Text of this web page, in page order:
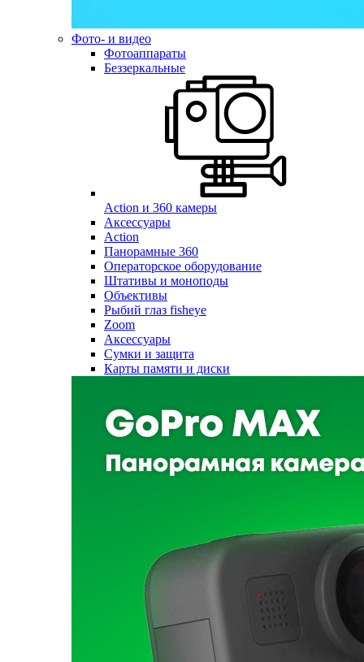
Фото- и видео
Фотоаппараты
Беззеркальные
Action и 360 камеры
Аксессуары
Action
Панорамные 360
Операторское оборудование
Штативы и моноподы
Объективы
Рыбий глаз fisheye
Zoom
Аксессуары
Сумки и защита
Карты памяти и диски